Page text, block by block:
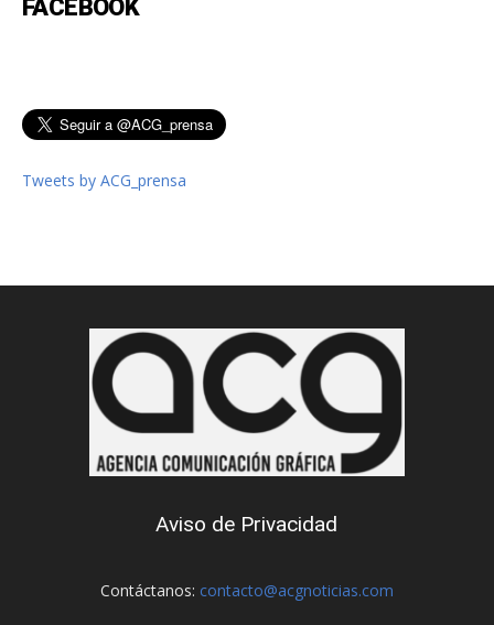
FACEBOOK
Tweets by ACG_prensa
Aviso de Privacidad
Contáctanos: contacto@acgnoticias.com